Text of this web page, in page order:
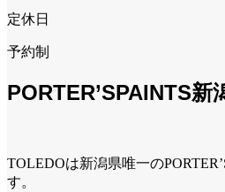
定休日
予約制
PORTER’SPAINTS新
TOLEDOは新潟県唯一の
す。